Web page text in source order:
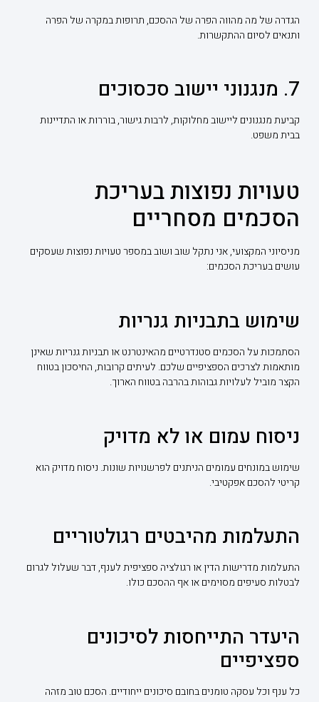
הגדרה של מה מהווה הפרה של ההסכם, תרופות במקרה של הפרה
ותנאים לסיום ההתקשרות.
7. מנגנוני יישוב סכסוכים
קביעת מנגנונים ליישוב מחלוקות, לרבות גישור, בוררות או התדיינות
בבית משפט.
טעויות נפוצות בעריכת
הסכמים מסחריים
מניסיוני המקצועי, אני נתקל שוב ושוב במספר טעויות נפוצות שעסקים
עושים בעריכת הסכמים:
שימוש בתבניות גנריות
הסתמכות על הסכמים סטנדרטיים מהאינטרנט או תבניות גנריות שאינן
מותאמות לצרכים הספציפיים שלכם. לעיתים קרובות, החיסכון בטווח
הקצר מוביל לעלויות גבוהות בהרבה בטווח הארוך.
ניסוח עמום או לא מדויק
שימוש במונחים עמומים הניתנים לפרשנויות שונות. ניסוח מדויק הוא
קריטי להסכם אפקטיבי.
התעלמות מהיבטים רגולטוריים
התעלמות מדרישות הדין או רגולציה ספציפית לענף, דבר שעלול לגרום
לבטלות סעיפים מסוימים או אף ההסכם כולו.
היעדר התייחסות לסיכונים
ספציפיים
כל ענף וכל עסקה טומנים בחובם סיכונים ייחודיים. הסכם טוב מזהה